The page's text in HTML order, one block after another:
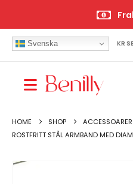
Svenska KR
HOME SHOP
ACCESSOARER
ROSTFRITT STÅL ARMBAND MED